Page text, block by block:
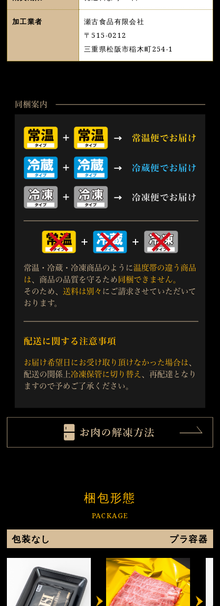
加工業者
瀬古食品有限会社
〒515-0212
三重県松阪市稲木町254-1
梱包形態
PACKAGE
包装なし プラ容器